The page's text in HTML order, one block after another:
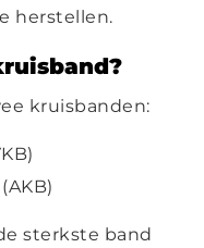
herstellen.
kruisbanden:
sterkste band